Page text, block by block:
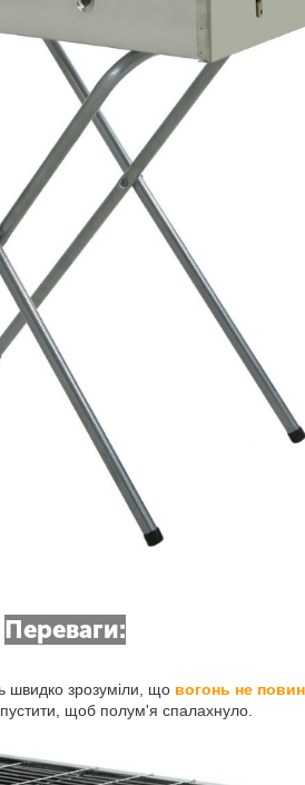
Переваги:
швидко зрозуміли, що вогонь не
щоб полум'я спалахнуло.